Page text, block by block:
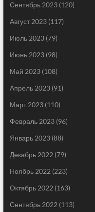
Сентябрь 2023(120)
Август 2023(117)
Июль 2023(79)
Июнь 2023(98)
Май 2023(108)
Апрель 2023(91)
Март 2023(110)
Февраль 2023(96)
Январь 2023(88)
Декабрь 2022 (79)
Ноябрь 2022 (223)
Октябрь 2022 (163)
Сентябрь 2022 (113)